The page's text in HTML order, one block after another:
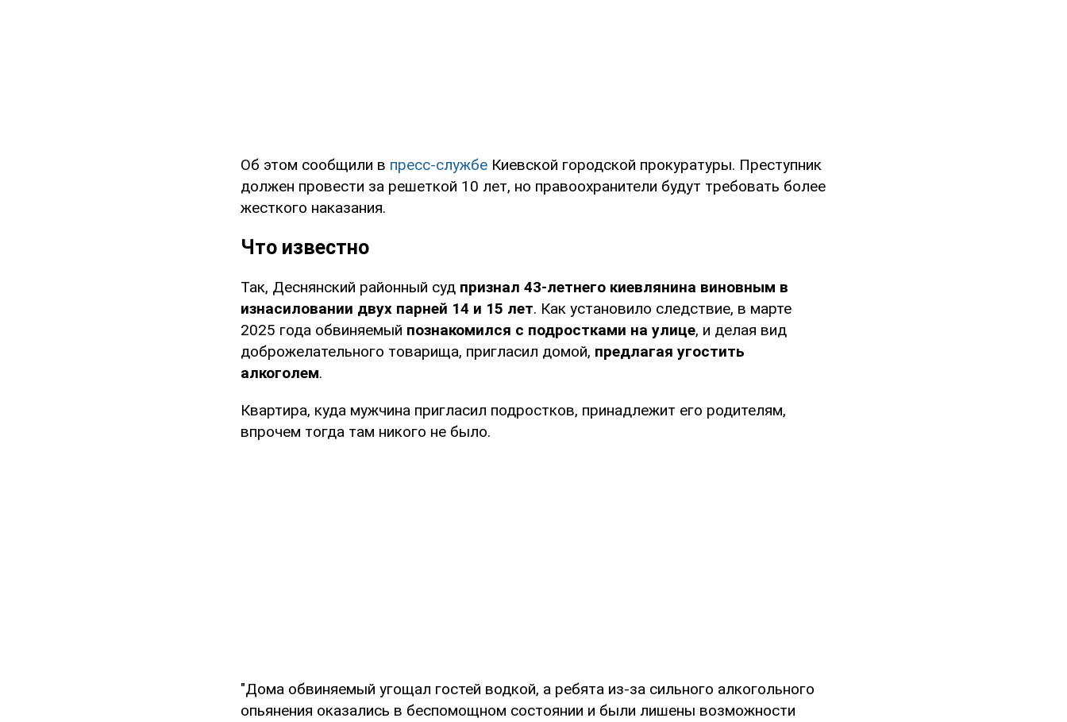
Об этом сообщили в пресс-службе Киевской городской прокуратуры. Преступник
должен провести за решеткой 10 лет, но правоохранители будут требовать более
жесткого наказания.
Что известно
Так, Деснянский районный суд признал 43-летнего киевлянина виновным в
изнасиловании двух парней 14 и 15 лет. Как установило следствие, в марте
2025 года обвиняемый познакомился с подростками на улице, и делая вид
доброжелательного товарища, пригласил домой, предлагая угостить
алкоголем.
Квартира, куда мужчина пригласил подростков, принадлежит его родителям,
впрочем тогда там никого не было.
"Дома обвиняемый угощал гостей водкой, а ребята из-за сильного алкогольного
опьянения оказались в беспомощном состоянии и были лишены возможности